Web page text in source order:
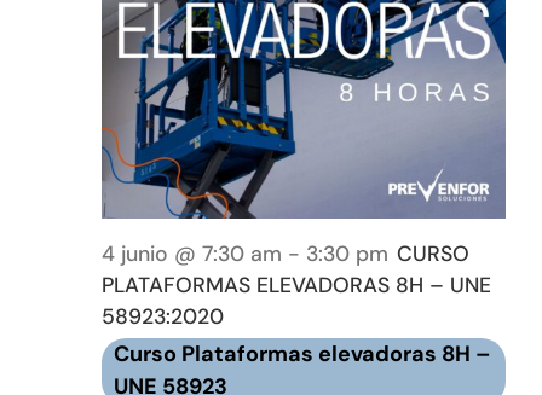
Tienda online
4 junio @ 7:30 am - 3:30 pm CURSO
PLATAFORMAS ELEVADORAS 8H – UNE
58923:2020
Curso Plataformas elevadoras 8H –
UNE 58923